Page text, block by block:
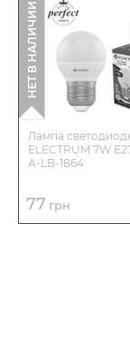
Лампа
ELECTRUM 7W
A-LB-1864
77 грн
НЕТ В НАЛИЧИИ